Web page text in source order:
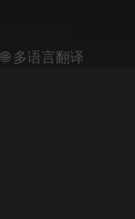
🌐 多语言翻译